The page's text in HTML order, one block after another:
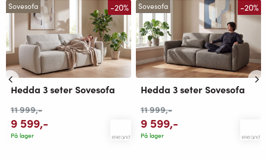
Sovesofa -20%
Hedda 3 seter Sovesofa
11 999,-
9 599,-
På lager
Sovesofa -20%
Hedda 3 seter Sovesofa
11 999,-
9 599,-
På lager